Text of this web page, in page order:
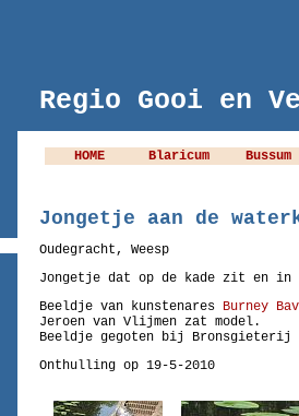
Regio Gooi en
HOME Blaricum Bussum
Jongetje aan de
Oudegracht, Weesp
Jongetje dat op de kade zit en
Beeldje van kunstenares Burney
Jeroen van Vlijmen zat model.
Beeldje gegoten bij Bronsgieterij
Onthulling op 19-5-2010